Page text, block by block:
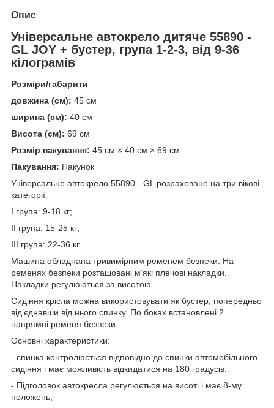
Опис
Універсальне автокрело дитяче 55890 -
GL JOY + бустер, група 1-2-3, від 9-36
кілограмів
Розміри/габарити
довжина (см): 45 см
ширина (см): 40 см
Висота (см): 69 см
Розмір пакування: 45 см × 40 см × 69 см
Пакування: Пакунок
Універсальне автокрело 55890 - GL розраховане на три вікові
категорії:
I група: 9-18 кг;
II група: 15-25 кг;
III група: 22-36 кг.
Машина обладнана тривимірним ременем безпеки. На
ременях безпеки розташовані м’які плечові накладки.
Накладки регулюються за висотою.
Сидіння крісла можна використовувати як бустер, попередньо
від’єднавши від нього спинку. По боках встановлені 2
напрямні ременя безпеки.
Основні характеристики:
- спинка контролюється відповідно до спинки автомобільного
сидіння і має можливість відкидатися на 180 градусів.
- Підголовок автокресла регулюється на висоті і має 8-му
положень;